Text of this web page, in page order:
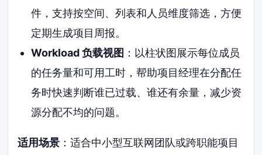
件，支持按空间、列表和人员维度筛选，方便
定期生成项目周报。
Workload 负载视图 ：以柱状图展示每位成员
的任务量和可用工时，帮助项目经理在分配任
务时快速判断谁已过载、谁还有余量，减少资
源分配不均的问题。
适用场景 ：适合中小型互联网团队或跨职能项目